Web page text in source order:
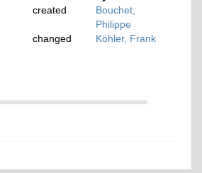
created
Bouchet,
Philippe
changed Köhler, Frank